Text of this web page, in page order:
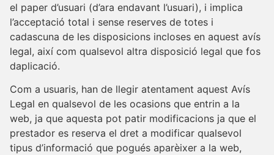
el paper d’usuari (d’ara endavant l’usuari), i implica
l’acceptació total i sense reserves de totes i
cadascuna de les disposicions incloses en aquest avís
legal, així com qualsevol altra disposició legal que fos
daplicació.
Com a usuaris, han de llegir atentament aquest Avís
Legal en qualsevol de les ocasions que entrin a la
web, ja que aquesta pot patir modificacions ja que el
prestador es reserva el dret a modificar qualsevol
tipus d’informació que pogués aparèixer a la web,